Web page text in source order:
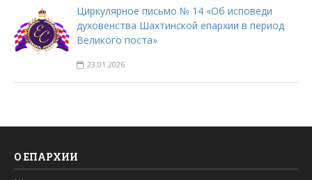
Циркулярное письмо № 14 «Об исповеди
духовенства Шахтинской епархии в период
Великого поста»
23.01.2026
О ЕПАРХИИ